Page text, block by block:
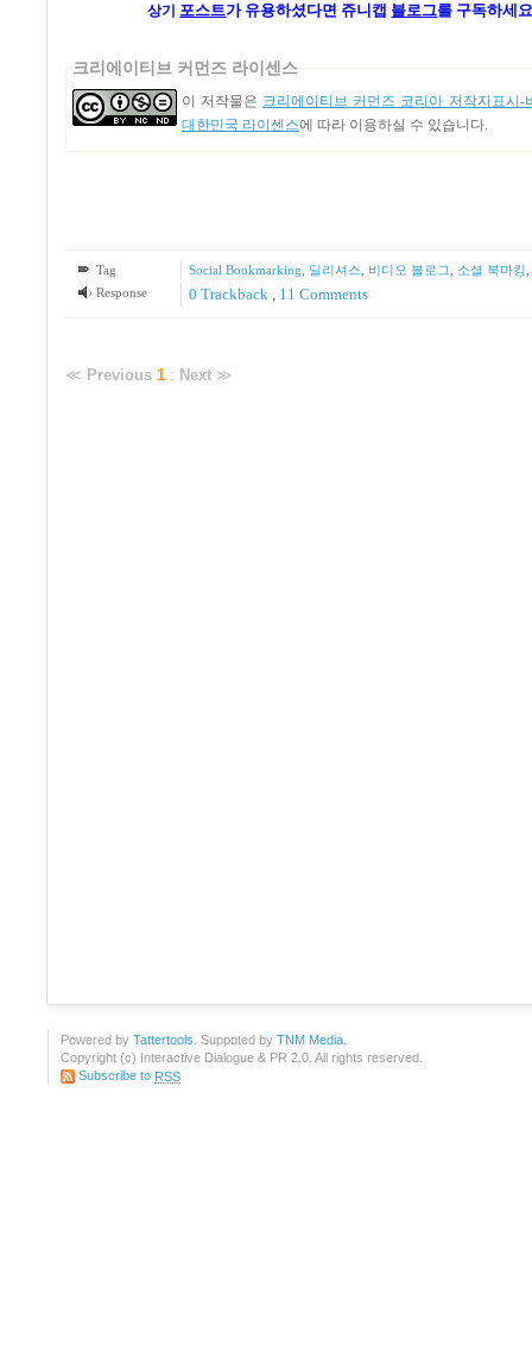
상기 포스트가유용하셨다면 쥬니캡 블로그를 구독하세
크리에이티브 커먼즈 라이센스
이 저작물은 크리에이티브 커먼즈 코리아 저작자표시-
대한민국 라이센스에 따라 이용하실 수 있습니다.
Tag Social Bookmarking 딜리셔스 비디오 블로그 소셜 북마킹
Response
0 Trackback , 11 Comments
≪ Previous 1 : Next ≫
Powered by Tattertools . Suppoted by TNM Media
Copyright (c) Interactive Dialogue & PR 2.0. All rights reserved.
Subscribe to RSS